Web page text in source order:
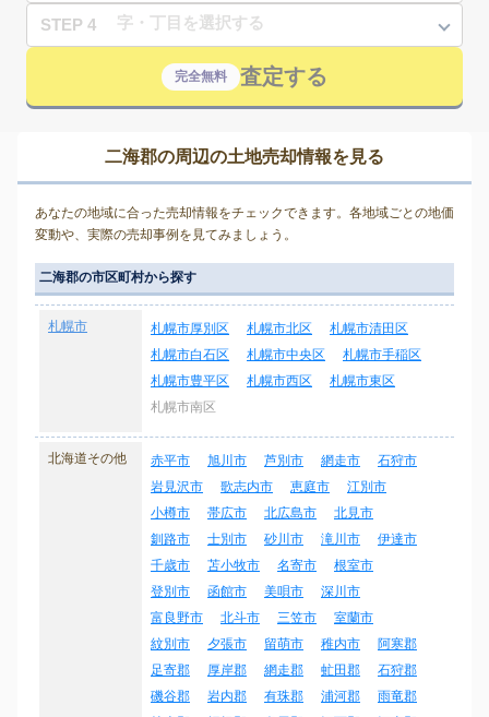
STEP 4
完全無料 査定する
二海郡の周辺の土地売却情報を見る
あなたの地域に合った売却情報をチェックできます。各地域ごとの地価
変動や、実際の売却事例を見てみましょう。
二海郡の市区町村から探す
札幌市 札幌市厚別区 札幌市北区
札幌市清田区
札幌市白石区
札幌市中央区
札幌市手稲区
札幌市豊平区
札幌市西区
札幌市東区
札幌市南区
北海道その他 赤平市 旭川市 芦別市 網走市
石狩市
岩見沢市
歌志内市 恵庭市
江別市
小樽市
帯広市 北広島市
北見市
釧路市
士別市 砂川市 滝川市
伊達市
千歳市
苫小牧市 名寄市
根室市
登別市
函館市 美唄市
深川市
富良野市
北斗市 三笠市
室蘭市
紋別市
夕張市 留萌市 稚内市
阿寒郡
足寄郡
厚岸郡 網走郡 虻田郡
石狩郡
磯谷郡
岩内郡 有珠郡 浦河郡
雨竜郡